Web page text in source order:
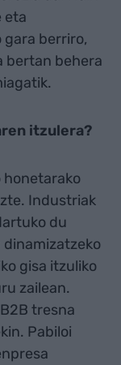
eta
gara berriro,
bertan behera
itzulera?
honetarako
Industriak
du
dinamizatzeko
gisa itzuliko
zailean.
tresna
Pabiloi